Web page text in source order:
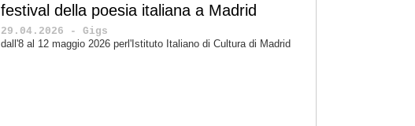
festival della poesia italiana a Madrid
29.04.2026 - Gigs
dall'8 al 12 maggio 2026 perl'Istituto Italiano di Cultura di Madrid